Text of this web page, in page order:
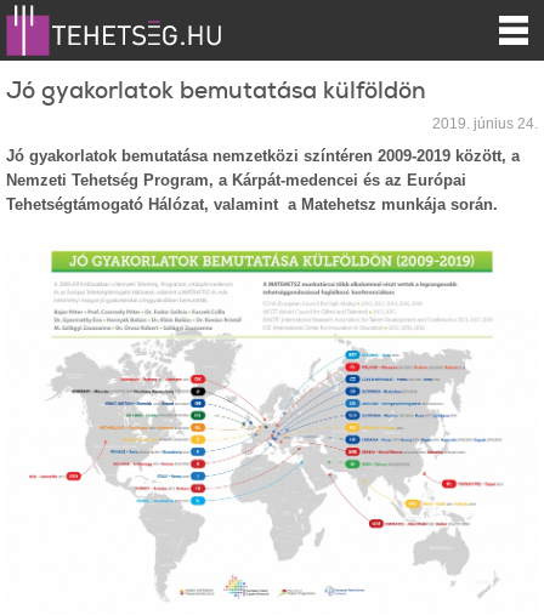
Jó gyakorlatok bemutatása külföldön
2019. június 24.
Jó gyakorlatok bemutatása nemzetközi színtéren 2009-2019 között, a
Nemzeti Tehetség Program, a Kárpát-medencei és az Európai
Tehetségtámogató Hálózat, valamint a Matehetsz munkája során.